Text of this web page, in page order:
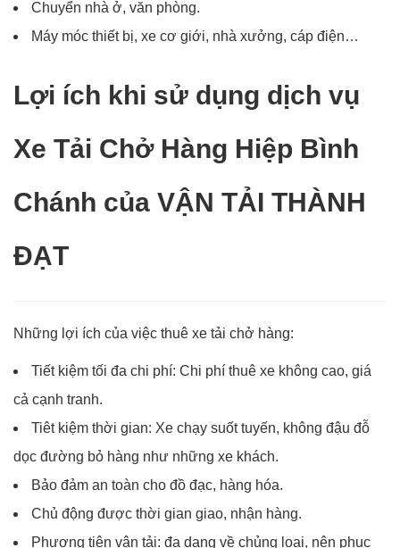
Chuyển nhà ở, văn phòng.
Máy móc thiết bị, xe cơ giới, nhà xưởng, cáp điện…
Lợi ích khi sử dụng dịch vụ
Xe Tải Chở Hàng Hiệp Bình
Chánh của VẬN TẢI THÀNH
ĐẠT
Những lợi ích của việc thuê xe tải chở hàng:
Tiết kiệm tối đa chi phí: Chi phí thuê xe không cao, giá
cả cạnh tranh.
Tiêt kiệm thời gian: Xe chạy suốt tuyến, không đậu đỗ
dọc đường bỏ hàng như những xe khách.
Bảo đảm an toàn cho đồ đạc, hàng hóa.
Chủ động được thời gian giao, nhận hàng.
Phương tiện vận tải: đa dạng về chủng loại, nên phục